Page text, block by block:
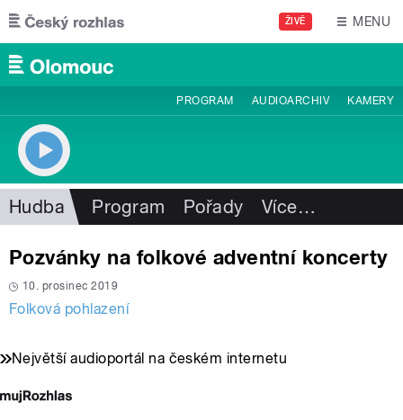
Přejít k hlavnímu obsahu
ŽIVĚ MENU
PROGRAM AUDIOARCHIV KAMERY
Hudba Program Pořady Více…
Pozvánky na folkové adventní koncerty
10. prosinec 2019
Folková pohlazení
Největší audioportál na českém internetu